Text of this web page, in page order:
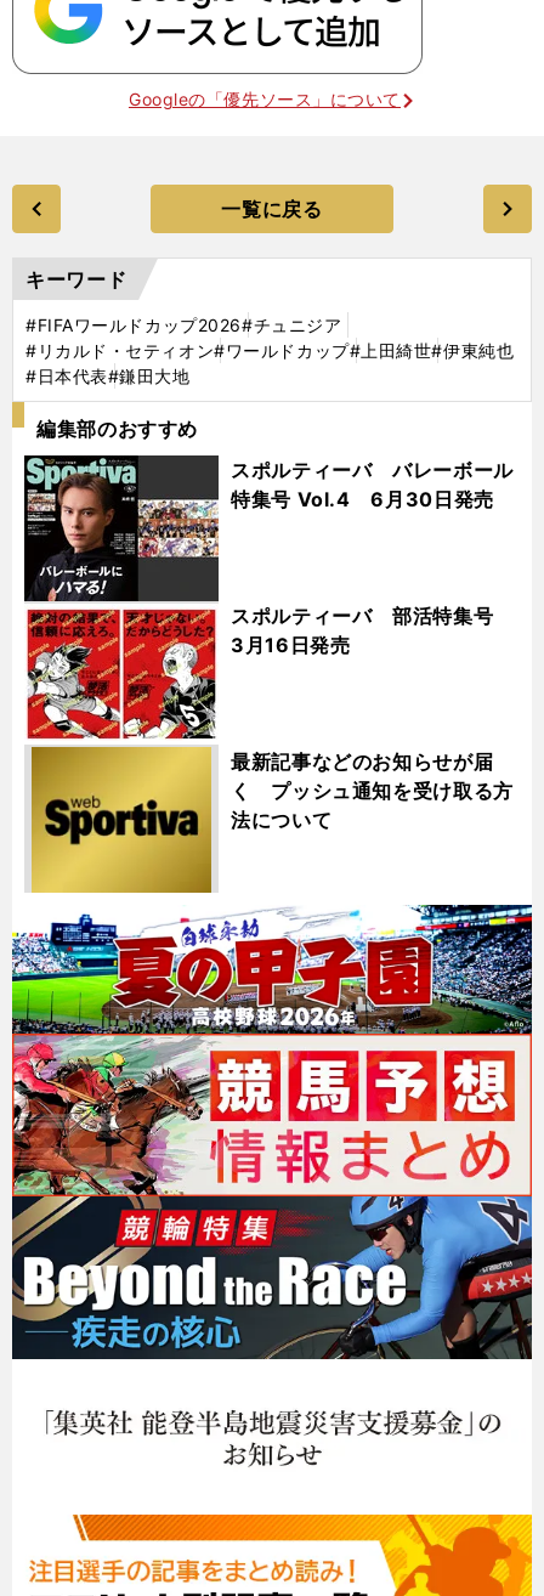
Googleの「優先ソース」について
一覧に戻る
キーワード
#FIFAワールドカップ2026#チュニジア
#リカルド・セティオン#ワールドカップ#上田綺世#伊東純也
#日本代表#鎌田大地
編集部のおすすめ
スポルティーバ バレーボール
特集号 Vol.4 6月30日発売
スポルティーバ 部活特集号
3月16日発売
最新記事などのお知らせが届
く プッシュ通知を受け取る方
法について